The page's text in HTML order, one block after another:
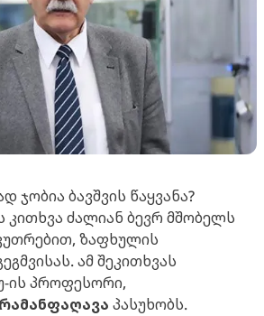
ჯობია ბავშვის წაყვანა?
ძალიან ბევრ მშობელს
ზაფხულის
ამ შეკითხვას
ის პროფესორი,
ფაღავა პასუხობს.